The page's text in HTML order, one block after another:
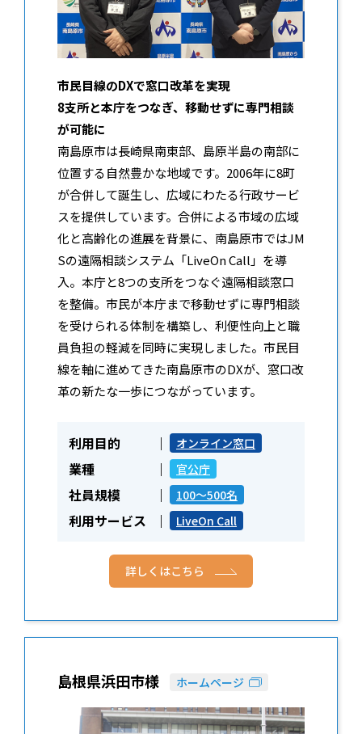
市民目線のDXで窓口改革を実現
8支所と本庁をつなぎ、移動せずに専門相談
が可能に
南島原市は長崎県南東部、島原半島の南部に
位置する自然豊かな地域です。2006年に8町
が合併して誕生し、広域にわたる行政サービ
スを提供しています。合併による市域の広域
化と高齢化の進展を背景に、南島原市ではJM
Sの遠隔相談システム「LiveOn Call」を導
入。本庁と8つの支所をつなぐ遠隔相談窓口
を整備。市民が本庁まで移動せずに専門相談
を受けられる体制を構築し、利便性向上と職
員負担の軽減を同時に実現しました。市民目
線を軸に進めてきた南島原市のDXが、窓口改
革の新たな一歩につながっています。
利用目的 オンライン窓口
業種 官公庁
社員規模 100～500名
利用サービス LiveOn Call
詳しくはこちら
島根県浜田市様 ホームページ